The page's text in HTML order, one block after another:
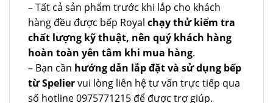
– Tất cả sản phẩm trước khi lắp cho khách
hàng đều được bếp Royal chạy thử kiểm tra
chất lượng kỹ thuật, nên quý khách hàng
hoàn toàn yên tâm khi mua hàng.
– Bạn cần hướng dẫn lắp đặt và sử dụng bếp
từ Speliervui lòng liên hệ tư vấn trực tiếp qua
số hotline 0975771215 để được trợ giúp.